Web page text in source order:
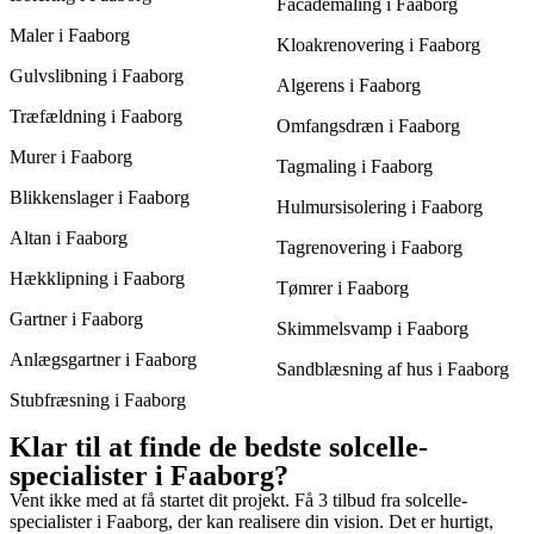
Maler i Faaborg
Gulvslibning i Faaborg
Træfældning i Faaborg
Murer i Faaborg
Blikkenslager i Faaborg
Altan i Faaborg
Hækklipning i Faaborg
Gartner i Faaborg
Anlægsgartner i Faaborg
Stubfræsning i Faaborg
Facademaling i Faaborg
Kloakrenovering i Faaborg
Algerens i Faaborg
Omfangsdræn i Faaborg
Tagmaling i Faaborg
Hulmursisolering i Faaborg
Tagrenovering i Faaborg
Tømrer i Faaborg
Skimmelsvamp i Faaborg
Sandblæsning af hus i Faaborg
Klar til at finde de bedste solcelle-
specialister i Faaborg?
Vent ikke med at få startet dit projekt. Få 3 tilbud fra solcelle-
specialister i Faaborg, der kan realisere din vision. Det er hurtigt,